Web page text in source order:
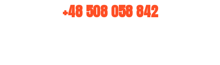
+48 508 058 842